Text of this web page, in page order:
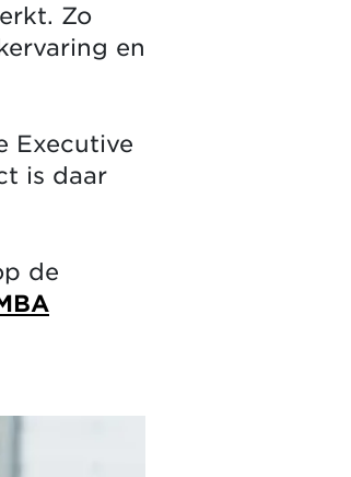
Zo
en
Executive
is daar
de